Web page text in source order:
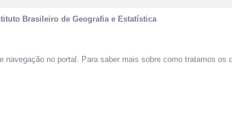
Brasileiro de Geografia e Estatística
navegação no portal. Para saber mais sobre como tratamos os